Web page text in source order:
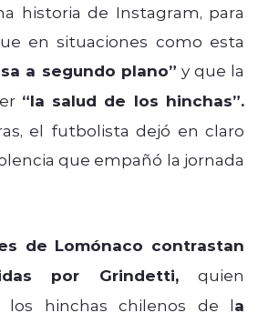
historia de Instagram, para
en situaciones como esta
a segundo plano” y que la
“la salud de los hinchas”.
el futbolista dejó en claro
que empañó la jornada
de Lomónaco contrastan
por Grindetti, quien
los hinchas chilenos de la